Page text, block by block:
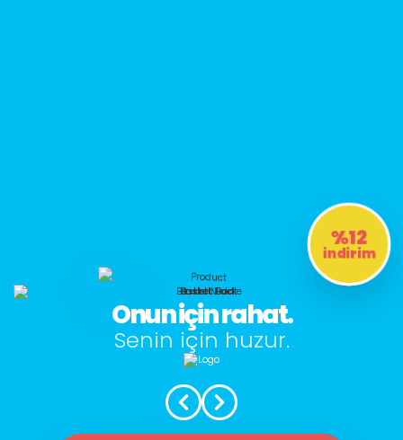
Onun için rahat.
Senin için huzur.
%12
indirim